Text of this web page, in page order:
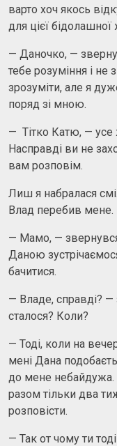
варто хоч якось
для цієї бідолашної
— Даночко, —
тебе розуміння і
зрозуміти, але я
поряд зі мною.
— Тітко Катю, — усе
Насправді ви не
вам розповім.
Лиш я набралася
Влад перебив мене.
— Мамо, —
Даною
бачитися.
— Владе, справді?
сталося? Коли?
— Тоді, коли на
мені Дана
до мене небайдужа.
разом тільки два
розповісти.
— Так от чому ти